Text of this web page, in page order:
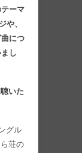
ーマ
や、
につ
し
いた
グル
荘の